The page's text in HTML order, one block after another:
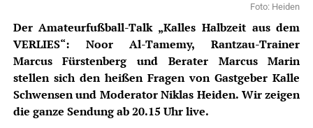
Foto: Heiden
Der Amateurfußball-Talk„Kalles Halbzeit aus dem
VERLIES“: Noor Al-Tamemy, Rantzau-Trainer
Marcus Fürstenberg und Berater Marcus Marin
stellen sich den heißen Fragen von Gastgeber Kalle
Schwensen und Moderator Niklas Heiden. Wir zeigen
die ganze Sendung ab 20.15 Uhr live.